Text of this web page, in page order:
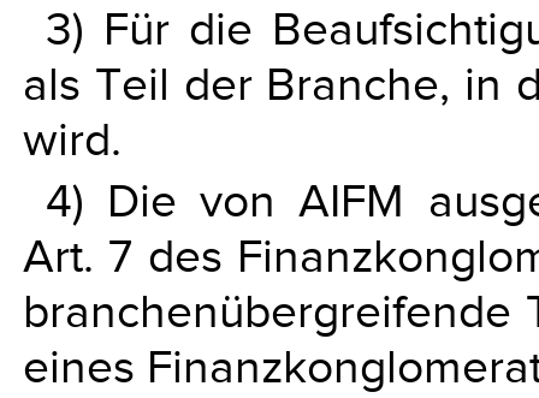
3) Für die
als Teil der Branche, in
wird.
4) Die von AIFM
Art. 7 des
branchenübergreifende
eines